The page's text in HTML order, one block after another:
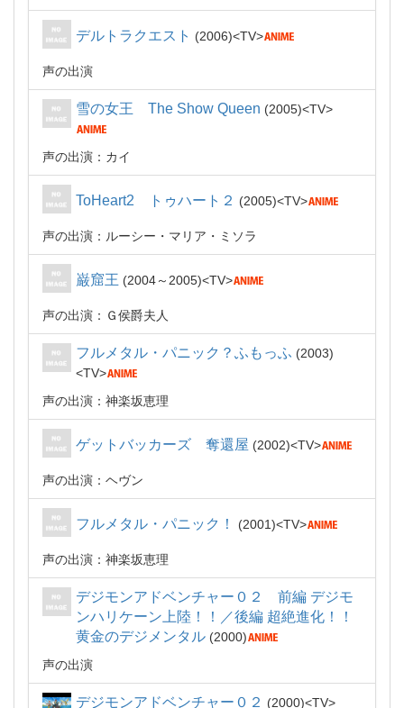
デルトラクエスト 2006 TV
声の出演
雪の女王 The Show Queen 2005 TV
声の出演：カイ
ToHeart2 トゥハート２ 2005 TV
声の出演：ルーシー・マリア・ミソラ
巌窟王 2004～2005 TV
声の出演：Ｇ侯爵夫人
フルメタル・パニック？ふもっふ
2003
TV
声の出演：神楽坂恵理
ゲットバッカーズ 奪還屋 2002 TV
声の出演：ヘヴン
フルメタル・パニック！ 2001 TV
声の出演：神楽坂恵理
デジモンアドベンチャー０２ 前編 デジモ
ンハリケーン上陸！！／後編 超絶進化！！
黄金のデジメンタル
2000
声の出演
デジモンアドベンチャー０２ 2000 TV